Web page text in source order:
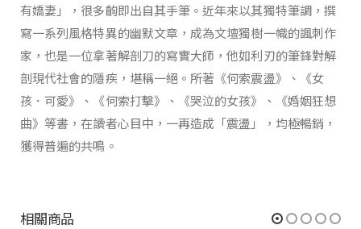
有嬌妻」，很多齣即出自其手筆。近年來以其獨特筆調，撰
寫一系列風格特異的幽默文章，成為文壇獨樹一幟的諷刺作
家，也是一位拿著解剖刀的寫實大師，他如利刃的筆鋒對解
剖現代社會的隱疾，堪稱一絕。所著《何索震盪》、《女
孩．可愛》、《何索打擊》、《哭泣的女孩》、《婚姻狂想
曲》等書，在讀者心目中，一再造成「震盪」，均極暢銷，
獲得普遍的共鳴。
相關商品